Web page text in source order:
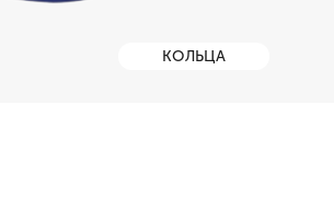
КОЛЬЦА